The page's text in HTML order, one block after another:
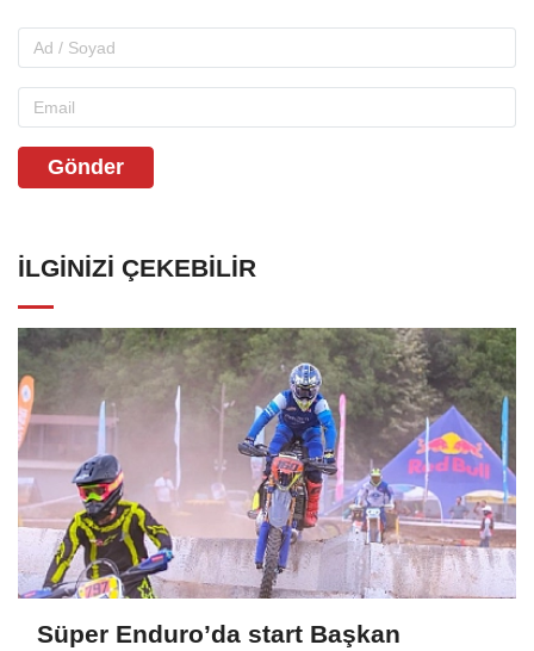
Gönder
İLGINIZI ÇEKEBILIR
Süper Enduro’da start Başkan